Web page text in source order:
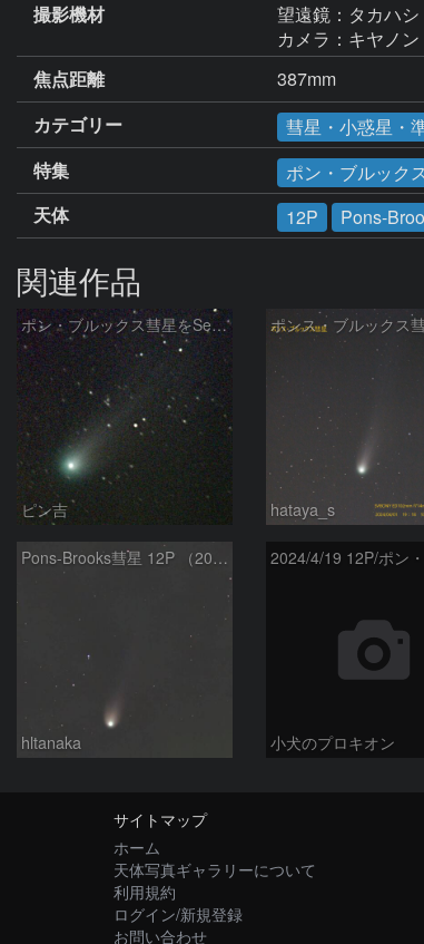
撮影機材
望遠鏡：タカハシ
カメラ：キヤノン
焦点距離
387mm
カテゴリー
彗星・小惑星・
特集
ポン・ブルック
天体
12P Pons-
関連作品
ポン・ブルックス彗星をSeeStar S50で撮影画像を再処理
ピン吉 hataya_s
Pons-Brooks彗星 12P （2024/04/08） 米国テキサス州
hltanaka 小犬のプロキオン
サイトマップ
ホーム
天体写真ギャラリーについて
利用規約
ログイン/新規登録
お問い合わせ